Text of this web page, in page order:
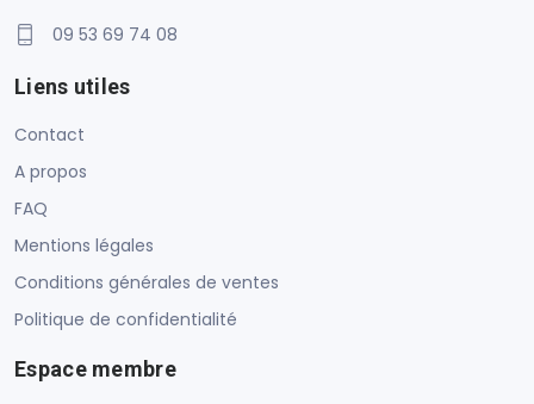
09 53 69 74 08
Liens utiles
Contact
A propos
FAQ
Mentions légales
Conditions générales de ventes
Politique de confidentialité
Espace membre